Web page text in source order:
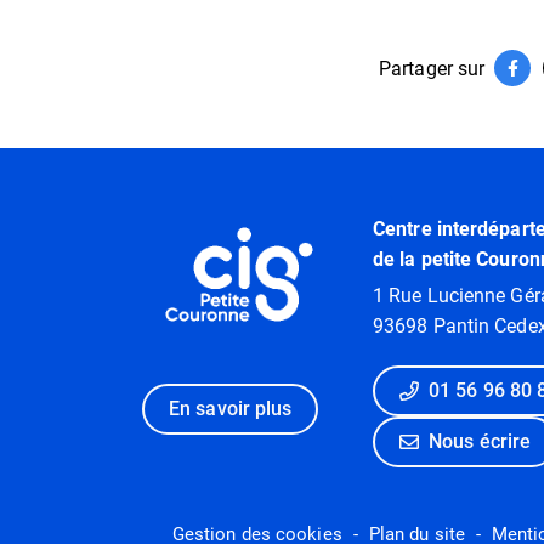
Partager sur
Informations utiles
En savoir plus
Centre
de la petite
1 Rue Lucienne
93698 Pantin
01 56 96 80
Nous écrire
Gestion des cookies Plan du site